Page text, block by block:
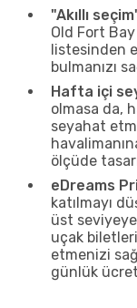
"Akıllı
Old Fort
listesinden
bulmanızı
Hafta içi
olmasa da,
seyahat
ölçüde
eDreams
katılmayı
üst seviyeye
uçak
etmenizi
günlük